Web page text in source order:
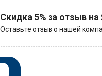
Скидка 5% за отзыв на
Оставьте отзыв о нашей